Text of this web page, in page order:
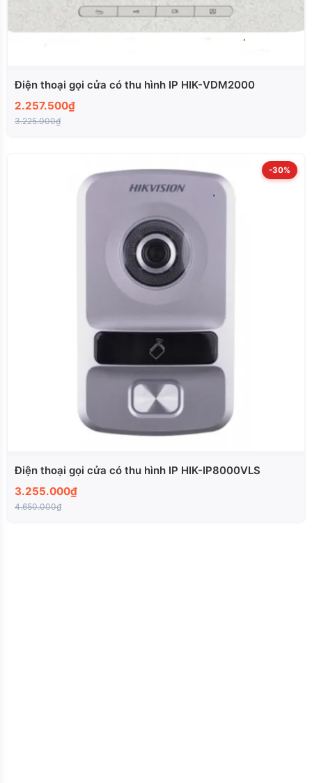
Điện thoại gọi cửa có thu hình IP HIK-VDM2000
2.257.500₫
3.225.000₫
-30%
Điện thoại gọi cửa có thu hình IP HIK-IP8000VLS
3.255.000₫
4.650.000₫